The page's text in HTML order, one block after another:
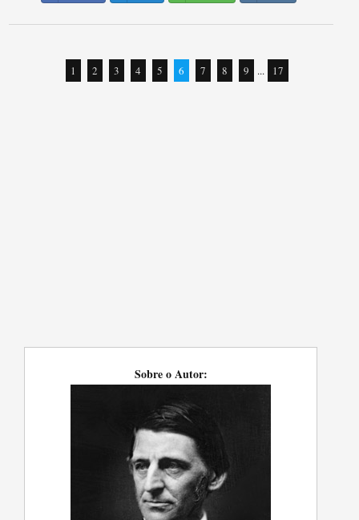
1 2 3 4 5 6 7 8 9 ... 17
Sobre o Autor: